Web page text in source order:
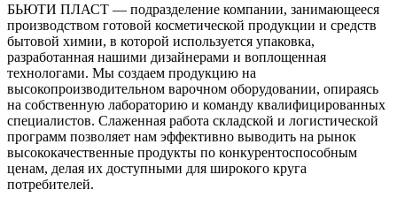
БЬЮТИ ПЛАСТ — подразделение компании, занимающееся
производством готовой косметической продукции и средств
бытовой химии, в которой используется упаковка,
разработанная нашими дизайнерами и воплощенная
технологами. Мы создаем продукцию на
высокопроизводительном варочном оборудовании, опираясь
на собственную лабораторию и команду квалифицированных
специалистов. Слаженная работа складской и логистической
программ позволяет нам эффективно выводить на рынок
высококачественные продукты по конкурентоспособным
ценам, делая их доступными для широкого круга
потребителей.